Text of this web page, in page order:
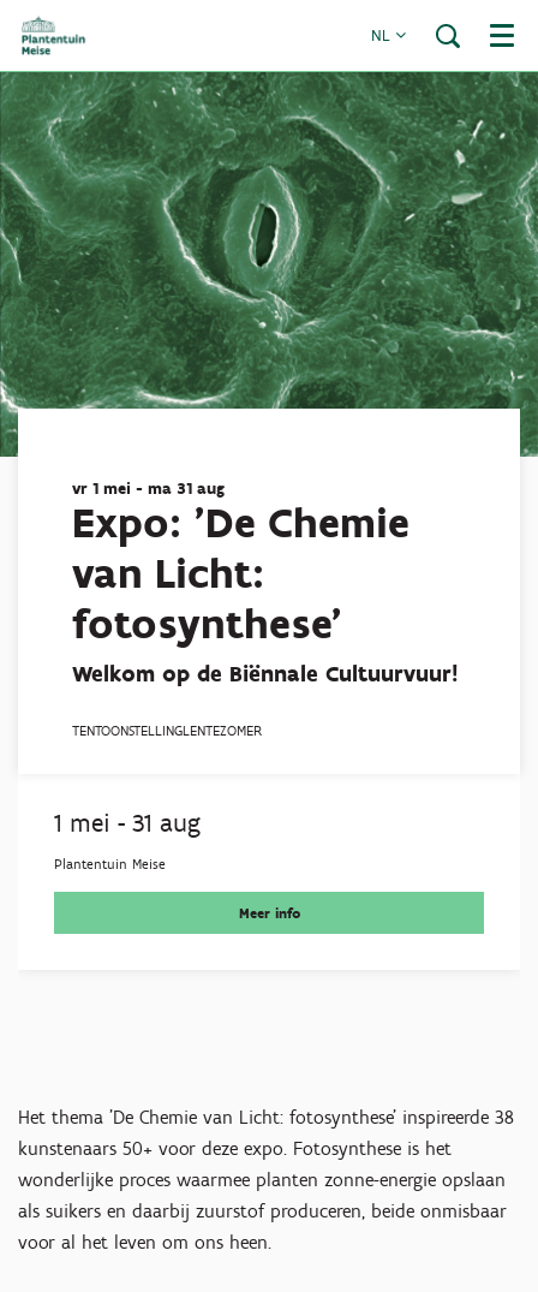
NL Menu
Expo: 'De Chemie
van Licht:
fotosynthese'
Welkom op de Biënnale Cultuurvuur!
vr 1 mei - ma 31 aug
TENTOONSTELLINGLENTEZOMER
1 mei - 31 aug
Plantentuin Meise
Meer info
Het thema 'De Chemie van Licht: fotosynthese' inspireerde 38
kunstenaars 50+ voor deze expo. Fotosynthese is het
wonderlijke proces waarmee planten zonne-energie opslaan
als suikers en daarbij zuurstof produceren, beide onmisbaar
voor al het leven om ons heen.